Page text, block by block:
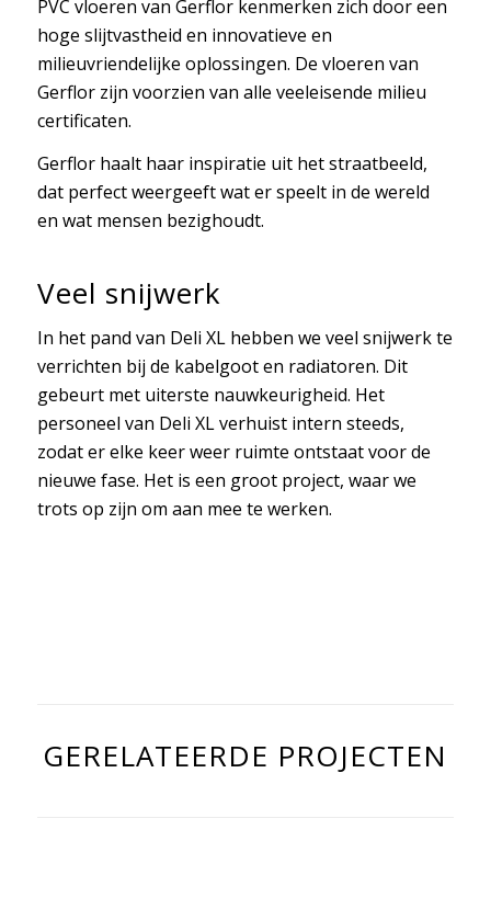
PVC vloeren van Gerflor kenmerken zich door een
hoge slijtvastheid en innovatieve en
milieuvriendelijke oplossingen. De vloeren van
Gerflor zijn voorzien van alle veeleisende milieu
certificaten.
Gerflor haalt haar inspiratie uit het straatbeeld,
dat perfect weergeeft wat er speelt in de wereld
en wat mensen bezighoudt.
Veel snijwerk
In het pand van Deli XL hebben we veel snijwerk te
verrichten bij de kabelgoot en radiatoren. Dit
gebeurt met uiterste nauwkeurigheid. Het
personeel van Deli XL verhuist intern steeds,
zodat er elke keer weer ruimte ontstaat voor de
nieuwe fase. Het is een groot project, waar we
trots op zijn om aan mee te werken.
GERELATEERDE PROJECTEN